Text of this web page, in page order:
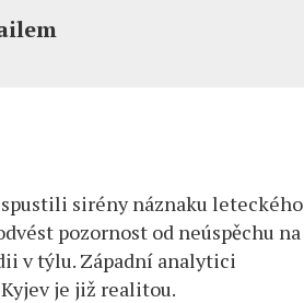
sirény náznaku leteckého
pozornost od neúspěchu na
v týlu. Západní analytici
je již realitou.